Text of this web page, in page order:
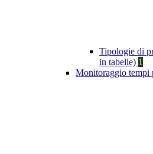
Tipologie di
in tabelle) 1
Monitoraggio tempi